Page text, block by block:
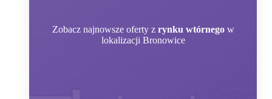
Zobacz najnowsze oferty z rynku wtórnego w
lokalizacji Bronowice